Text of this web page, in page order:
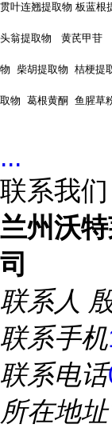
贯叶连翘提取物 板蓝根
头翁提取物 黄芪甲苷
物 柴胡提取物 桔梗
取物 葛根黄酮 鱼腥草
...
联系我们
兰州沃
司
联系人
联系手机
联系电话
所在地址